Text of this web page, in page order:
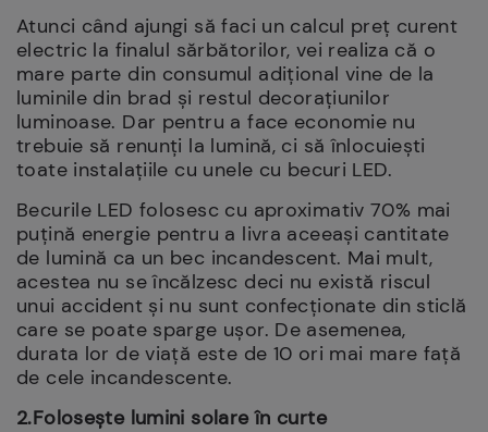
Atunci când ajungi să faci un calcul preț curent
electric la finalul sărbătorilor, vei realiza că o
mare parte din consumul adițional vine de la
luminile din brad și restul decorațiunilor
luminoase. Dar pentru a face economie nu
trebuie să renunți la lumină, ci să înlocuiești
toate instalațiile cu unele cu becuri LED.
Becurile LED folosesc cu aproximativ 70% mai
puțină energie pentru a livra aceeași cantitate
de lumină ca un bec incandescent. Mai mult,
acestea nu se încălzesc deci nu există riscul
unui accident și nu sunt confecționate din sticlă
care se poate sparge ușor. De asemenea,
durata lor de viață este de 10 ori mai mare față
de cele incandescente.
2.Folosește lumini solare în curte